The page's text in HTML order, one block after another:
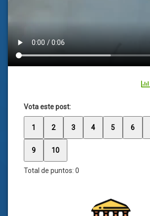
Vota este post:
1 2 3 4 5 6
9 10
Total de puntos: 0